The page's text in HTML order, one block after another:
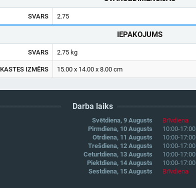
SVARS 2.75
IEPAKOJUMS
SVARS 2.75 kg
KASTES IZMĒRS 15.00 x 14.00 x 8.00 cm
Darba laiks
Svētdiena, 9 Augusts
Brīvdiena
Pirmdiena, 10 Augusts
10:00-17:00
Otrdiena, 11 Augusts
10:00-17:00
Trešdiena, 12 Augusts
10:00-17:00
Ceturtdiena, 13 Augusts
10:00-17:00
Piektdiena, 14 Augusts
10:00-17:00
Sestdiena, 15 Augusts
Brīvdiena